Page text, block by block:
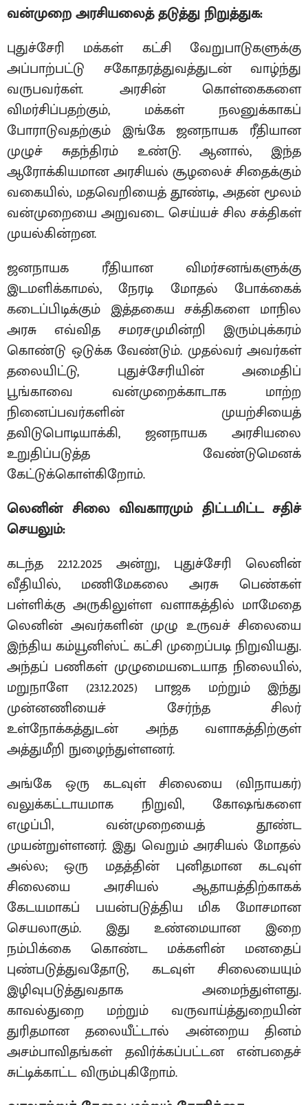
வன்முறை அரசியலைத் தடுத்து நிறுத்துக:
புதுச்சேரி மக்கள் கட்சி வேறுபாடுகளுக்கு
அப்பாற்பட்டு சகோதரத்துவத்துடன் வாழ்ந்து
வருபவர்கள். அரசின் கொள்கைகளை
விமர்சிப்பதற்கும், மக்கள் நலனுக்காகப்
போராடுவதற்கும் இங்கே ஜனநாயக ரீதியான
முழுச் சுதந்திரம் உண்டு. ஆனால், இந்த
ஆரோக்கியமான அரசியல் சூழலைச் சிதைக்கும்
வகையில், மதவெறியைத் தூண்டி, அதன் மூலம்
வன்முறையை அறுவடை செய்யச் சில சக்திகள்
முயல்கின்றன.
ஜனநாயக ரீதியான விமர்சனங்களுக்கு
இடமளிக்காமல், நேரடி மோதல் போக்கைக்
கடைப்பிடிக்கும் இத்தகைய சக்திகளை மாநில
அரசு எவ்வித சமரசமுமின்றி இரும்புக்கரம்
கொண்டு ஒடுக்க வேண்டும். முதல்வர் அவர்கள்
தலையிட்டு, புதுச்சேரியின் அமைதிப்
பூங்காவை வன்முறைக்காடாக மாற்ற
நினைப்பவர்களின் முயற்சியைத்
தவிடுபொடியாக்கி, ஜனநாயக அரசியலை
உறுதிப்படுத்த வேண்டுமெனக்
கேட்டுக்கொள்கிறோம்.
லெனின் சிலை விவகாரமும் திட்டமிட்ட சதிச்
செயலும்:
கடந்த 22.12.2025 அன்று, புதுச்சேரி லெனின்
வீதியில், மணிமேகலை அரசு பெண்கள்
பள்ளிக்கு அருகிலுள்ள வளாகத்தில் மாமேதை
லெனின் அவர்களின் முழு உருவச் சிலையை
இந்திய கம்யூனிஸ்ட் கட்சி முறைப்படி நிறுவியது.
அந்தப் பணிகள் முழுமையடையாத நிலையில்,
மறுநாளே (23.12.2025) பாஜக மற்றும் இந்து
முன்னணியைச் சேர்ந்த சிலர்
உள்நோக்கத்துடன் அந்த வளாகத்திற்குள்
அத்துமீறி நுழைந்துள்ளனர்.
அங்கே ஒரு கடவுள் சிலையை (விநாயகர்)
வலுக்கட்டாயமாக நிறுவி, கோஷங்களை
எழுப்பி, வன்முறையைத் தூண்ட
முயன்றுள்ளனர். இது வெறும் அரசியல் மோதல்
அல்ல; ஒரு மதத்தின் புனிதமான கடவுள்
சிலையை அரசியல் ஆதாயத்திற்காகக்
கேடயமாகப் பயன்படுத்திய மிக மோசமான
செயலாகும். இது உண்மையான இறை
நம்பிக்கை கொண்ட மக்களின் மனதைப்
புண்படுத்துவதோடு, கடவுள் சிலையையும்
இழிவுபடுத்துவதாக அமைந்துள்ளது.
காவல்துறை மற்றும் வருவாய்த்துறையின்
துரிதமான தலையீட்டால் அன்றைய தினம்
அசம்பாவிதங்கள் தவிர்க்கப்பட்டன என்பதைச்
சுட்டிக்காட்ட விரும்புகிறோம்.